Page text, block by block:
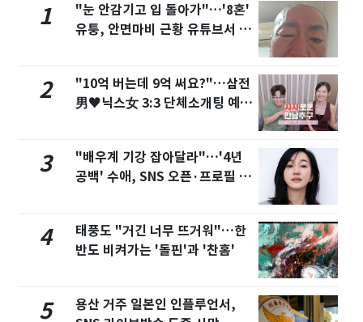
1
"눈 안감기고 입 돌아가"…'8혼'
유퉁, 안면마비 근황 유튜브서 공
2
"10억 버는데 9억 써요?"…삼전
男♥닉스女 3:3 단체소개팅 예능
3
"배우계 기강 잡아달라"…'4년
공백' 수애, SNS 오픈·프로필 공
4
태풍도 "거긴 너무 뜨거워"…한
반도 비켜가는 '돌핀'과 '찬홈'
5
용산 거주 일본인 인플루언서,